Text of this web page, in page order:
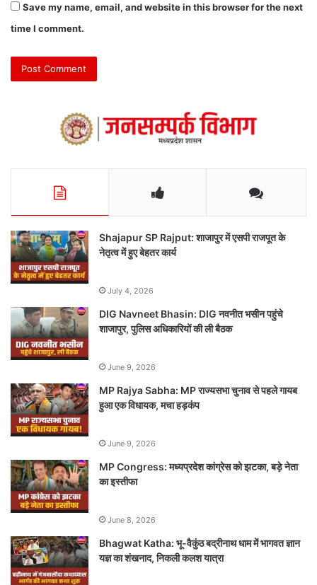
Save my name, email, and website in this browser for the next
time I comment.
Shajapur SP Rajput: शाजापुर में एसपी राजपूत के
नेतृत्व में हुए बेहतर कार्य
July 4, 2026
DIG Navneet Bhasin: DIG नवनीत भसीन पहुंचे
शाजापुर, पुलिस अधिकारियों की ली बैठक
June 9, 2026
MP Rajya Sabha: MP राज्यसभा चुनाव से पहले गायब
हुआ एक विधायक, मचा हड़कंप
June 9, 2026
MP Congress: मध्यप्रदेश कांग्रेस को झटका, बड़े नेता
का इस्तीफा
June 8, 2026
Bhagwat Katha: भू-वैकुंठ बद्रीनाथ धाम में भागवत ज्ञान
यज्ञ का शंखनाद, निकली कलश यात्रा